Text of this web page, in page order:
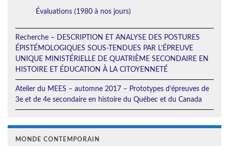
Évaluations (1980 à nos jours)
Recherche – DESCRIPTION ET ANALYSE DES POSTURES
ÉPISTÉMOLOGIQUES SOUS-TENDUES PAR L’ÉPREUVE
UNIQUE MINISTÉRIELLE DE QUATRIÈME SECONDAIRE EN
HISTOIRE ET ÉDUCATION À LA CITOYENNETÉ
Atelier du MEES – automne 2017 – Prototypes d’épreuves de
3e et de 4e secondaire en histoire du Québec et du Canada
MONDE CONTEMPORAIN